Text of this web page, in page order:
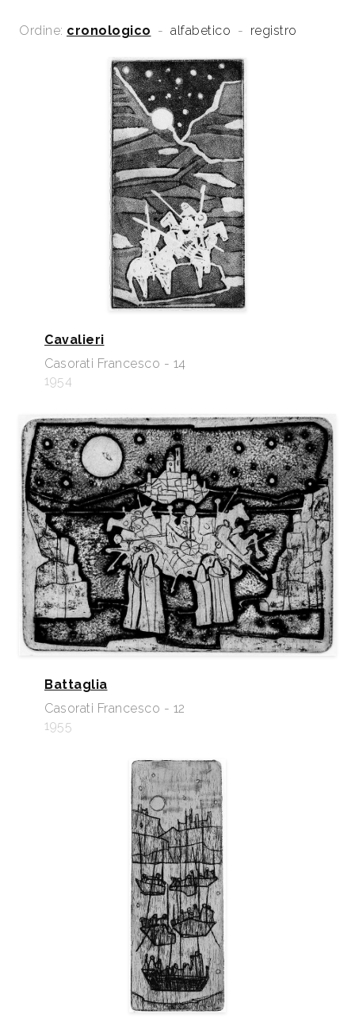
Ordine: cronologico - alfabetico - registro
Cavalieri
Casorati Francesco - 14
1954
Battaglia
Casorati Francesco - 12
1955